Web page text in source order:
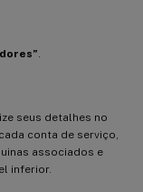
seus detalhes no
conta de serviço,
associados e
inferior.